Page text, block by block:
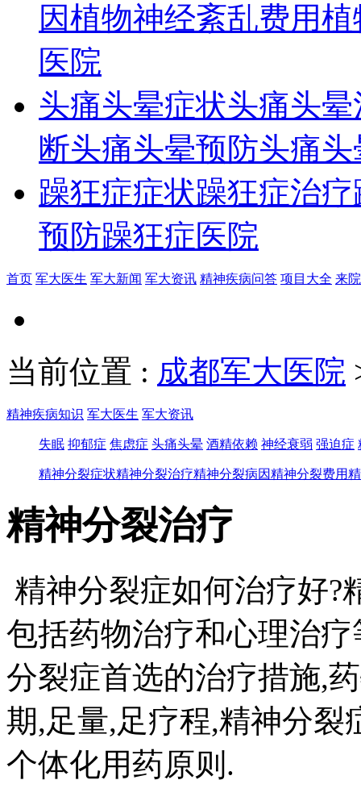
因植物神经紊乱费用植
医院
头痛头晕症状头痛头
断头痛头晕预防头痛
躁狂症症状躁狂症治疗
预防躁狂症医院
首页 军大医生 军大新闻 军大资讯 精神疾病问答 项目大全 来
当前位置 : 成都军大医院
精神疾病知识 军大医生 军大资讯
失眠 抑郁症 焦虑症 头痛头晕 酒精依赖 神经衰弱 强迫症
精神分裂症状精神分裂治疗精神分裂病因精神分裂费用
精神分裂治疗
精神分裂症如何治疗好?
包括药物治疗和心理治
分裂症首选的治疗措施,
期,足量,足疗程,精神分裂
个体化用药原则.